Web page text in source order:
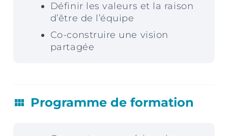
Définir les valeurs et la raison
d’être de l’équipe
Co-construire une vision
partagée
view_module Programme de formation